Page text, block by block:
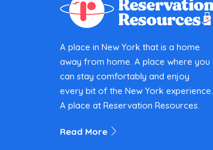
A place in New York that is a home
away from home. A place where you
can stay comfortably and enjoy
every bit of the New York experience.
A place at Reservation Resources.
Read More